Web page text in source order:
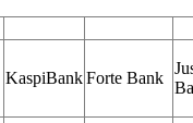
KaspiBankForte Bank